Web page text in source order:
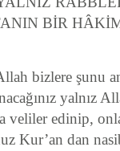
BİR
bizlere şunu
yalnız
veliler edinip,
Kur’an dan